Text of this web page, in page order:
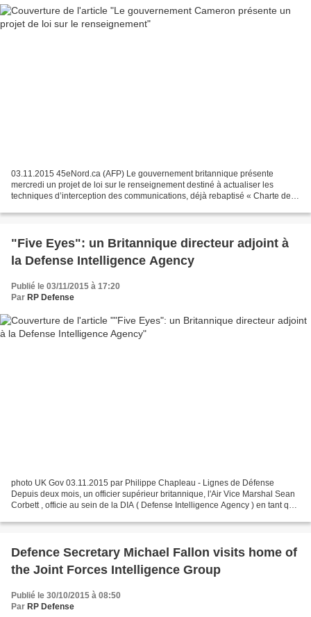
03.11.2015 45eNord.ca (AFP) Le gouvernement britannique présente
mercredi un projet de loi sur le renseignement destiné à actualiser les
techniques d’interception des communications, déjà rebaptisé « Charte des
"Five Eyes": un Britannique directeur adjoint à
la Defense Intelligence Agency
Publié le 03/11/2015 à 17:20
Par RP Defense
photo UK Gov 03.11.2015 par Philippe Chapleau - Lignes de Défense
Depuis deux mois, un officier supérieur britannique, l'Air Vice Marshal Sean
Corbett , officie au sein de la DIA ( Defense Intelligence Agency ) en tant que
Defence Secretary Michael Fallon visits home of
the Joint Forces Intelligence Group
Publié le 30/10/2015 à 08:50
Par RP Defense